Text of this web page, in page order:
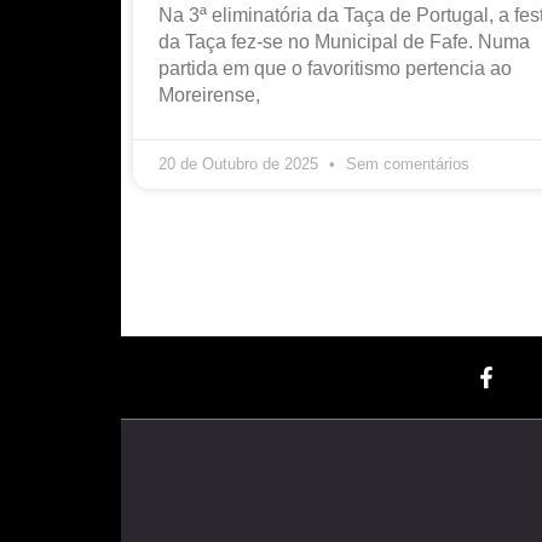
Na 3ª eliminatória da Taça de Portugal, a
da Taça fez-se no Municipal de Fafe. Numa
partida em que o favoritismo pertencia ao
Moreirense,
20 de Outubro de 2025 Sem comentários